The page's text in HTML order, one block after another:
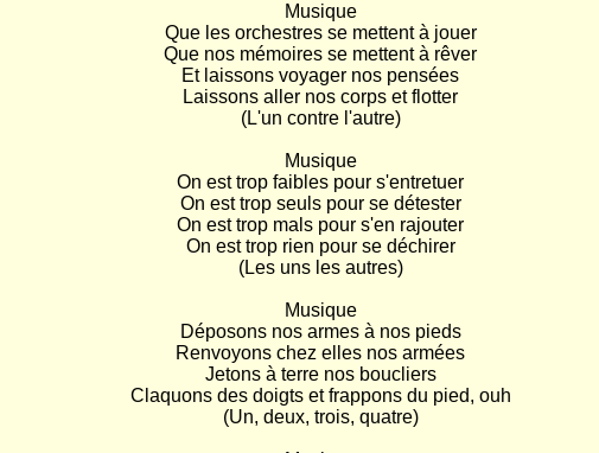
Musique
Que les orchestres se mettent à jouer
Que nos mémoires se mettent à rêver
Et laissons voyager nos pensées
Laissons aller nos corps et flotter
(L'un contre l'autre)
Musique
On est trop faibles pour s'entretuer
On est trop seuls pour se détester
On est trop mals pour s'en rajouter
On est trop rien pour se déchirer
(Les uns les autres)
Musique
Déposons nos armes à nos pieds
Renvoyons chez elles nos armées
Jetons à terre nos boucliers
Claquons des doigts et frappons du pied, ouh
(Un, deux, trois, quatre)